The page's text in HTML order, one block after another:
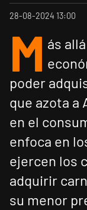
28-08-2024 13:00
M ás
poder
que azota a
en el
enfoca en
ejercen los
adquirir
su menor